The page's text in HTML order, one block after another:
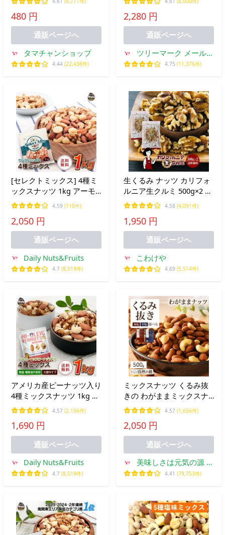
イワシ おつまみ お土産 お
取り寄せ ポイント利用 お
試し商品 サンプル 送料無
480 円
通販ページへ
タマチャンショップ
4.44 (22,438件)
2,280 円
通販ページへ
ツリーマーク メール便
専門支店
4.75 (11,376件)
[セレクトミックス] 4種ミ
ックスナッツ 1kg アーモ
ンド・くるみ・カシューナ
ッツ・マカダミアナッツ
素焼き 食塩不使用 植物油
不使用 チャック付き袋
4.59 (110件)
2,050 円
通販ページへ
Daily Nuts&Fruits
4.7 (8,519件)
生くるみ ナッツ カリフォ
ルニア生クルミ 500g×2 計
1kg チャック付き 脱酸素
剤入り 送料無料 LHP 胡桃
無塩 無油
4.58 (4,091件)
1,950 円
通販ページへ
こわけや
4.69 (5,514件)
アメリカ産ピーナッツ入り
4種ミックスナッツ 1kg ハ
イオレイックピーナッツ
アーモンド 生くるみ カシ
ューナッツ 落花生 素焼き
無塩 送料無料
4.57 (2,106件)
1,690 円
通販ページへ
Daily Nuts&Fruits
4.7 (8,519件)
ミックスナッツ くるみ抜
きの わがままミックスナ
ッツ 500g 無塩・有塩選べ
る 3種ミックスナッツ く
4.57 (1,656件)
2,050 円
通販ページへ
美味しさは元気の源 自
然の館
4.41 (79,753件)